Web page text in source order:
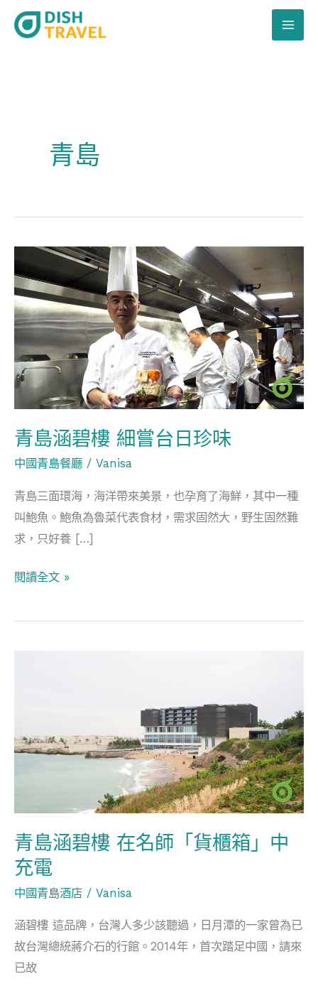
青島
青島涵碧樓 細嘗台日珍味
中國青島餐廳 / Vanisa
青島三面環海，海洋帶來美景，也孕育了海鮮，其中一種
叫鮑魚。鮑魚為魯菜代表食材，需求固然大，野生固然難
求，只好養 […]
島
涵
碧
樓
細
嘗
日
珍
味
閱讀全文 »
青島涵碧樓 在名師「貨櫃箱」中
充電
中國青島酒店 / Vanisa
涵碧樓 這品牌，台灣人多少該聽過，日月潭的一家曾為已
故台灣總統蔣介石的行館。2014年，首次踏足中國，請來
已故
樓
「貨
櫃
箱」
中
充
電